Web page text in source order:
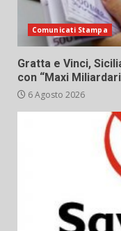
Comunicati Stampa
Gratta e Vinci,
con “Maxi
6 Agosto 2026